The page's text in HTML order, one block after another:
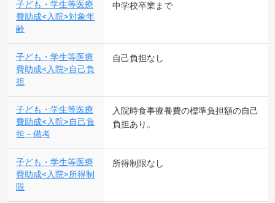
子ども・学生等医療
費助成<入院>対象年
齢
中学校卒業まで
子ども・学生等医療
費助成<入院>自己負
担
自己負担なし
子ども・学生等医療
費助成<入院>自己負
担－備考
入院時食事療養費の標準負担額の自己
負担あり。
子ども・学生等医療
費助成<入院>所得制
限
所得制限なし